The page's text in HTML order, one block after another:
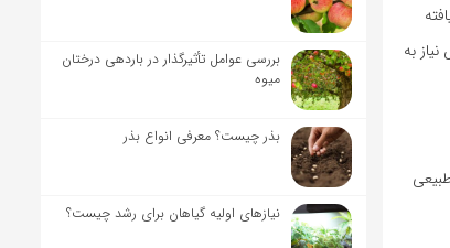
به
بررسی عوامل تأثیرگذار در باردهی درختان
میوه
بذر چیست؟ معرفی انواع بذر
نیاز‌های اولیه گیاهان برای رشد چیست؟